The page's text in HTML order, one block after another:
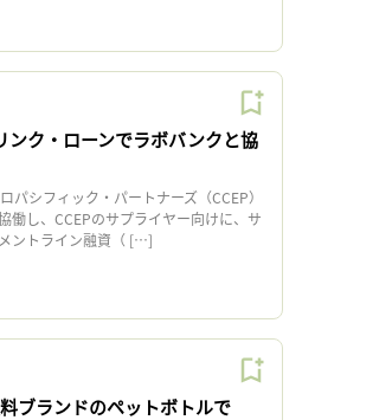
ンク・ローンでラボバンクと協
シフィック・パートナーズ（CCEP）
働し、CCEPのサプライヤー向けに、サ
ントライン融資（ […]
ブランドのペットボトルで